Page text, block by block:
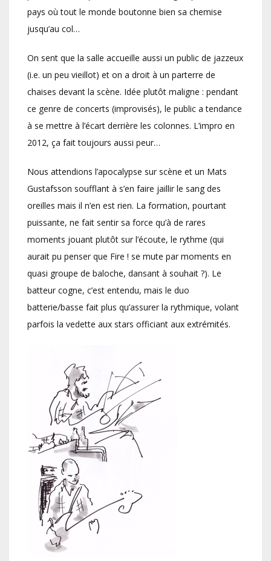
pays où tout le monde boutonne bien sa chemise
jusqu’au col…
On sent que la salle accueille aussi un public de jazzeux
(i.e. un peu vieillot) et on a droit à un parterre de
chaises devant la scène. Idée plutôt maligne : pendant
ce genre de concerts (improvisés), le public a tendance
à se mettre à l’écart derrière les colonnes. L’impro en
2012, ça fait toujours aussi peur…
Nous attendions l’apocalypse sur scène et un Mats
Gustafsson soufflant à s’en faire jaillir le sang des
oreilles mais il n’en est rien. La formation, pourtant
puissante, ne fait sentir sa force qu’à de rares
moments jouant plutôt sur l’écoute, le rythme (qui
aurait pu penser que Fire ! se mute par moments en
quasi groupe de baloche, dansant à souhait ?). Le
batteur cogne, c’est entendu, mais le duo
batterie/basse fait plus qu’assurer la rythmique, volant
parfois la vedette aux stars officiant aux extrémités.